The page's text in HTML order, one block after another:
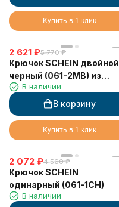
Купить в 1 клик
2 621 ₽5 770 ₽
Крючок SCHEIN двойной
черный (061-2MB) из
латуни
В наличии
В корзину
Купить в 1 клик
2 072 ₽4 560 ₽
Крючок SCHEIN
одинарный (061-1CH)
В наличии